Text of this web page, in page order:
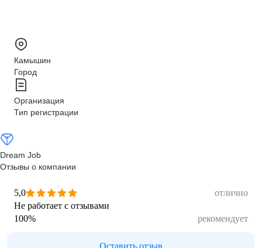
Камышин
Город
Организация
Тип регистрации
Dream Job
Отзывы о компании
5,0
отлично
Не работает с отзывами
100% рекомендует
Оставить отзыв